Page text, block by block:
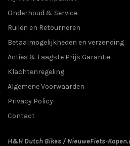
Onderhoud & Service
Ruilen en Retourneren
Betaalmogelijkheden en verzending
Acties & Laagste Prijs Garantie
Klachtenregeling
Algemene Voorwaarden
Privacy Policy
Contact
H&H Dutch Bikes / NieuweFiets-